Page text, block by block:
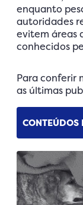
enquanto
autoridades
evitem áreas
conhecidos
Para conferir
as últimas